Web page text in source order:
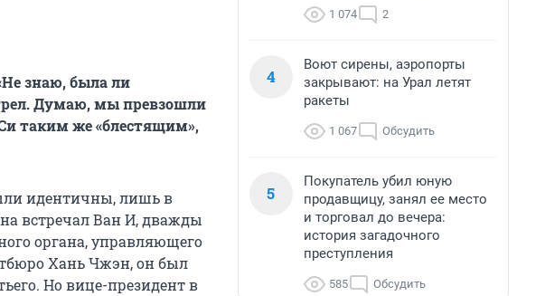
знаю, была ли
Думаю, мы превзошли
таким же «блестящим»,
идентичны, лишь в
встречал Ван И, дважды
органа, управляющего
Хань Чжэн, он был
Но вице-президент в
1 074 2
4
Воют сирены, аэропорты
закрывают: на Урал летят
ракеты
1 067 Обсудить
5
Покупатель убил юную
продавщицу, занял ее место
и торговал до вечера:
история загадочного
преступления
585 Обсудить